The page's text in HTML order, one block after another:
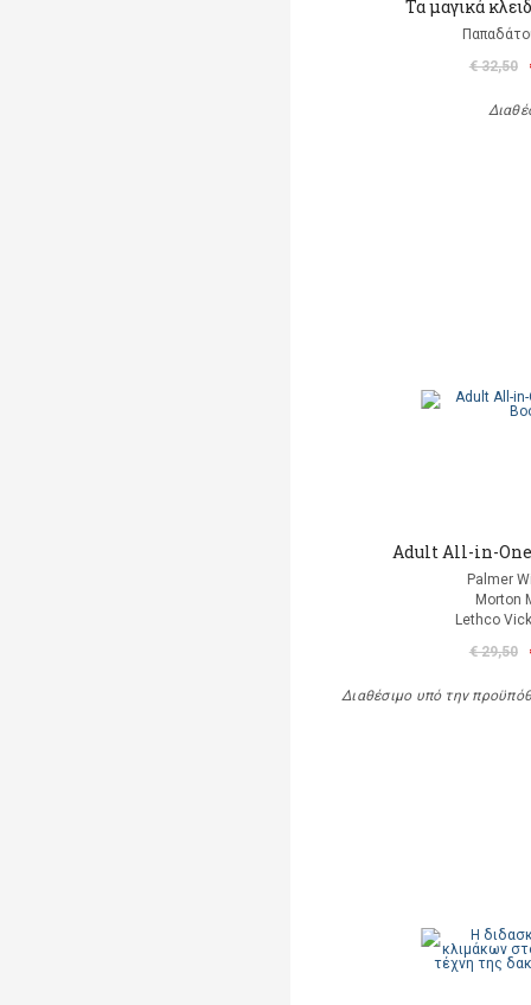
Τα μαγικά
€ 32,50
Adult All-in-One
Palmer
Morton
Lethco
€ 29,50
Διαθέσιμο υπό την